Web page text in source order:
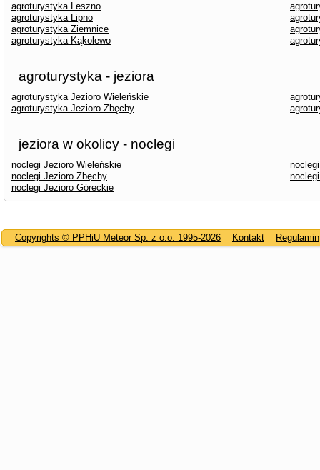
agroturystyka Leszno
agroturystyka Lipno
agroturystyka Ziemnice
agroturystyka Kąkolewo
agroturystyka - jeziora
agroturystyka Jezioro Wieleńskie
agroturystyka Jezioro Zbęchy
jeziora w okolicy - noclegi
noclegi Jezioro Wieleńskie
noclegi Jezioro Zbęchy
noclegi Jezioro Góreckie
Copyrights © PPHiU Meteor Sp. z o.o. 1995-2026 Kontakt Regulamin